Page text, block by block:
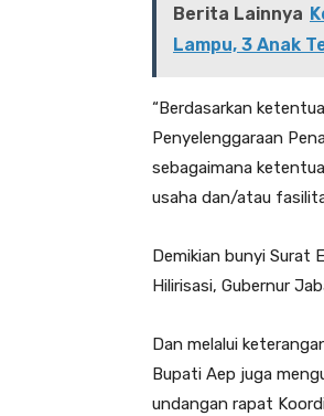
Berita Lainnya
Lampu, 3 Anak
“Berdasarkan
Penyelenggaraan
sebagaimana
usaha dan/atau
Demikian bunyi Surat
Hilirisasi, Gubernur
Dan melalui
Bupati Aep juga
undangan rapat